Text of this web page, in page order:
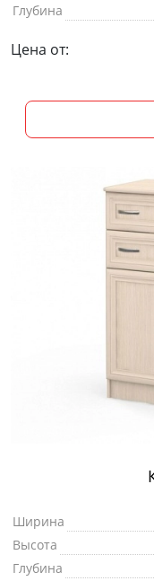
Глубина
Цена от:
Ширина
Высота
Глубина